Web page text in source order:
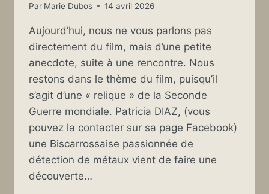
Par Marie Dubos 14 avril 2026
Aujourd’hui, nous ne vous parlons pas
directement du film, mais d’une petite
anecdote, suite à une rencontre. Nous
restons dans le thème du film, puisqu’il
s’agit d’une « relique » de la Seconde
Guerre mondiale. Patricia DIAZ, (vous
pouvez la contacter sur sa page Facebook)
une Biscarrossaise passionnée de
détection de métaux vient de faire une
découverte…